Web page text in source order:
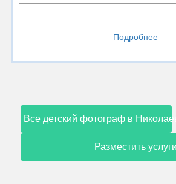
Подробнее
Все детский фотограф в
Разместить услуги